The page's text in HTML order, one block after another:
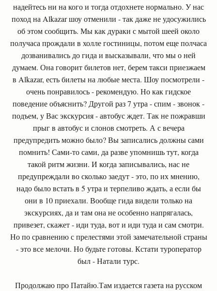
надейтесь ни на кого и тогда отдохнете нормально. У нас
поход на Alkazar шоу отменили - так даже не удосужились
об этом сообщить. Мы как дураки с мытой шеей около
получаса прождали в холле гостиницы, потом еще полчаса
дозванивались до гида и высказывали, что мы о ней
думаем. Она говорит билетов нет, берем такси приезжаем
в Alkazar, есть билеты на любые места. Шоу посмотрели -
очень понравилось - рекомендую. Но как гидское
поведение объяснить? Другой раз 7 утра - спим - звонок -
подъем, у Вас экскурсия - автобус ждет. Так не пожравши
прыг в автобус и слонов смотреть. А с вечера
предупредить можно было? Вы записались должны сами
помнить! Сами-то сами, да разве упомнишь тут, когда
такой ритм жизни. И когда записывались, нас не
предупреждали во сколько заедут - это, по их мнению,
надо было встать в 5 утра и терпеливо ждать, а если бы
они в 10 приехали. Вообще гида видели только на
экскурсиях, да и там она не особенно напрягалась,
привезет, скажет - иди туда, вот и иди туда и сам смотри.
Но по сравнению с прелестями этой замечательной страны
- это все мелочи. Но будьте готовы. Кстати туроператор
был - Натали турс.
Продолжаю про Патайю.Там издается газета на русском